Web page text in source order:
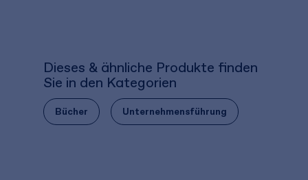
Dieses & ähnliche Produkte finden
Sie in den Kategorien
Bücher Unternehmensführung